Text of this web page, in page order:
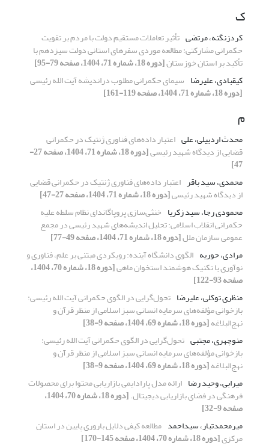
ک
کردزنگنه، مرتضی تأثیر تعاملات مستقیم دولت با مردم بر تقویت
حکمرانی مشارکتی: مطالعه موردی سفرهای استانی دولت سیزدهم با
تأکید بر استان خوزستان[دوره 18، شماره 71، 1404، صفحه 79-95]
کیقبادی، علیرضا سیمای حکمرانی مطلوب دراندیشه آیت الله رئیسی
[دوره 18، شماره 71، 1404، صفحه 119-161]
م
محدث اردبیلی، علی اعتبار داده‌های فناوری ژنتیک در حکمرانی
قضایی از دیدگاه شهید رئیسی [دوره 18، شماره 71، 1404، صفحه 27-
47]
محمدی، سید باقر اعتبار داده‌های فناوری ژنتیک در حکمرانی قضایی
از دیدگاه شهید رئیسی[دوره 18، شماره 71، 1404، صفحه 27-47]
محمودی رجا، سید زکریا خنثی‌سازی پروپاگاندای نظام سلطه علیه
حکمرانی انقلاب اسلامی: تحلیل اندیشه‌های شهید رئیسی در مجمع
عمومی سازمان ملل[دوره 18، شماره 71، 1404، صفحه 49-77]
مرادی، حوریه الگوی دانشگاه آینده: رویکردی مبتنی بر علم، فناوری و
نوآوری با تکنیک هوشمند استخوان ماهی [دوره 18، شماره 70، 1404،
صفحه 93-122]
منظری توکلی، علیرضا تحول‌گرایی در الگوی حکمرانی آیت الله رئیسی:
بازخوانی مؤلفه‌های سرمایه انسانی سبز اسلامی از منظر قرآن و
نهج‌البلاغه[دوره 18، شماره 69، 1404، صفحه 9-38]
منوچهری، مجتبی تحول‌گرایی در الگوی حکمرانی آیت الله رئیسی:
بازخوانی مؤلفه‌های سرمایه انسانی سبز اسلامی از منظر قرآن و
نهج‌البلاغه[دوره 18، شماره 69، 1404، صفحه 9-38]
میرابی، وحید رضا ارائه مدل پارادایمی بازاریابی محتوا برای محصولات
فرهنگی در فضای بازاریابی دیجیتال. [دوره 18، شماره 70، 1404،
صفحه 9-32]
میرمحمدتبار، سیداحمد مطالعه کیفی دلایل باروری پایین در استان
مرکزی[دوره 18، شماره 70، 1404، صفحه 145-170]